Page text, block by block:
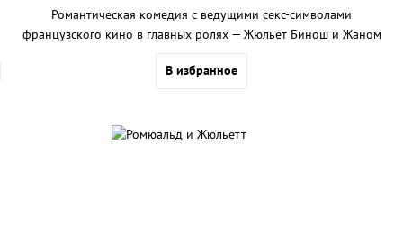
Романтическая комедия с ведущими секс-символами
французского кино в главных ролях — Жюльет Бинош и Жаном
В избранное